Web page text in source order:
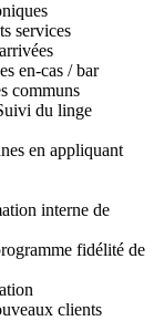
services
en-cas / bar
communs
du linge
en appliquant
interne de
fidélité de
clients